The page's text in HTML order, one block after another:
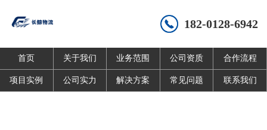
182-0128-6942
首页 关于我们 业务范围 公司资质 合作流程
项目实例 公司实力 解决方案 常见问题 联系我们